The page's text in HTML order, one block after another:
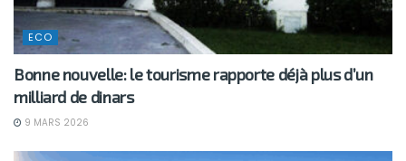
ECO
Bonne nouvelle: le tourisme rapporte déjà plus d’un
milliard de dinars
9 MARS 2026